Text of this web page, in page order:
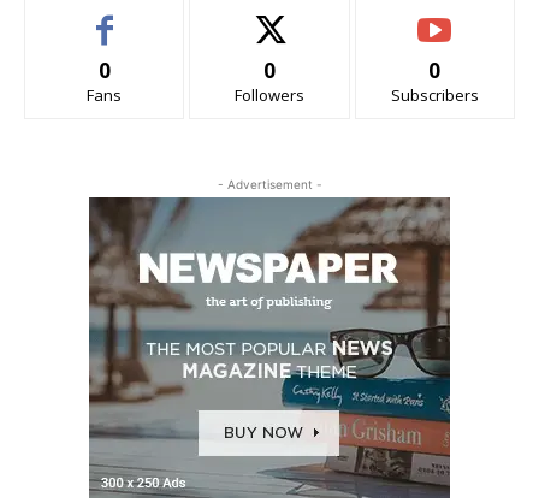
0
Fans
0
Followers
0
Subscribers
- Advertisement -